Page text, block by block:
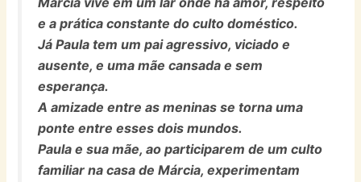
e a prática constante do culto doméstico.
Já Paula tem um pai agressivo, viciado e
ausente, e uma mãe cansada e sem
esperança.
A amizade entre as meninas se torna uma
ponte entre esses dois mundos.
Paula e sua mãe, ao participarem de um culto
familiar na casa de Márcia, experimentam